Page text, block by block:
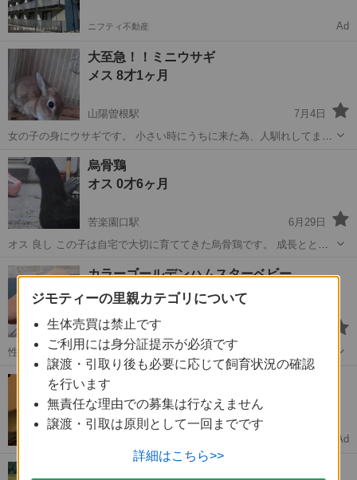
ニフティ不動産 Ad
大至急！！ミニウサギ
メス 8才1ヶ月
山陽曽根駅
7月4日
女の子の身にウサギです。 小さい時にうちに来た為、人馴れしてます
す。 健康状態は良好です！ 大事に見て頂きたく、その後も時々 ご連
絡を取り合えて状況を教えて...
兵庫 高砂市 山陽曽根駅
烏骨鶏
オス 0才6ヶ月
苦楽園口駅
6月29日
オス 良し この子は自宅で大切に育ててきた烏骨鶏です。 成長ととも
果、この子にとってより良い環境で暮らしてもらうことが幸せだと判
断し、新しいご家族を募集すること...
兵庫 西宮市 苦楽園口駅 烏骨鶏
カラーゴールデンハムスターベビー
性別不明
雲雀丘花屋敷駅
性格は親ハムに任せてて分かりません 健康状況は良好 今週中に引き取
りに来てくださる方から好きなカラー連れて帰ってください 性別は不
明 大事にしてくれる方 今回に限り里親募集します これ以上の交配を
避けるため1匹1匹わけます
兵庫 宝塚市 雲雀丘花屋敷駅 その他 性格
【求】古い人形譲ってくれませんか？
状態が悪くてもOK🙆‍♀️査定0円‼️
Ad
ジモティーの里親カテゴリについて
生体売買は禁止です
ご利用には身分証提示が必須です
譲渡・引取り後も必要に応じて飼育状況の確認
を行います
無責任な理由での募集は行なえません
譲渡・引取は原則として一回までです
詳細はこちら>>